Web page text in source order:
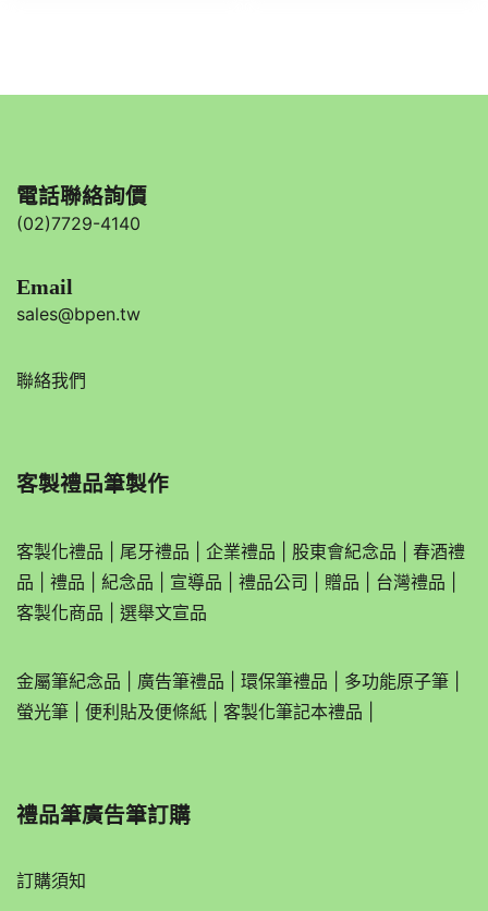
電話聯絡詢價
(02)7729-4140
Email
sales@bpen.tw
聯絡我們
客製禮品筆製作
客製化禮品 尾牙禮品 企業禮品 股東會紀念品
春酒禮
品
禮品 紀念品 宣導品 禮品公司 贈品 台灣禮品
客製化商品
選舉文宣品
金屬筆紀念品 廣告筆禮品 環保筆禮品 多功能原子筆
螢光筆
便利貼及便條紙 客製化筆記本禮品
禮品筆廣告筆訂購
訂購須知